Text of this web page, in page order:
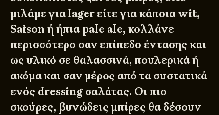
μιλάμε για lager είτε για κάποια wit,
Saison ή ήπια pale ale, κολλάνε
περισσότερο σαν επίπεδο έντασης και
ως υλικό σε θαλασσινά, πουλερικά ή
ακόμα και σαν μέρος από τα συστατικά
ενός dressing σαλάτας. Οι πιο
σκούρες, βυνώδεις μπίρες θα δέσουν